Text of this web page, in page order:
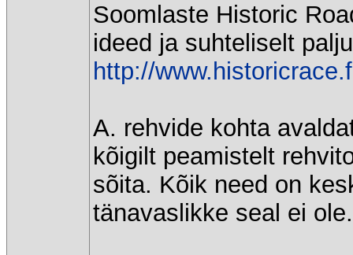
Soomlaste Historic
ideed ja suhteliselt
http://
A. rehvide kohta
kõigilt peamistelt
sõita. Kõik need on
tänavaslikke seal ei ole.